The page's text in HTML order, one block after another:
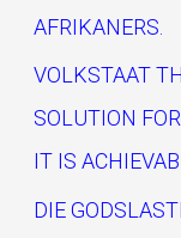
AFRIKANERS.
VOLKSTAAT
SOLUTION
IT IS
DIE